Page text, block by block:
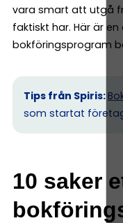
vara smart att utgå
faktiskt har. Här är
bokföringsprogram
Tips från Spiris:
som startat
10 saker